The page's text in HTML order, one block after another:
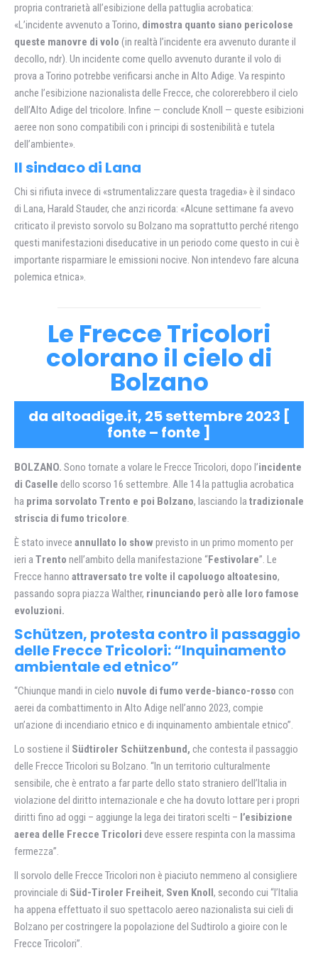
propria contrarietà all’esibizione della pattuglia acrobatica:
«L’incidente avvenuto a Torino, dimostra quanto siano pericolose
queste manovre di volo (in realtà l’incidente era avvenuto durante il
decollo, ndr). Un incidente come quello avvenuto durante il volo di
prova a Torino potrebbe verificarsi anche in Alto Adige. Va respinto
anche l’esibizione nazionalista delle Frecce, che colorerebbero il cielo
dell’Alto Adige del tricolore. Infine — conclude Knoll — queste esibizioni
aeree non sono compatibili con i principi di sostenibilità e tutela
dell’ambiente».
Il sindaco di Lana
Chi si rifiuta invece di «strumentalizzare questa tragedia» è il sindaco
di Lana, Harald Stauder, che anzi ricorda: «Alcune settimane fa avevo
criticato il previsto sorvolo su Bolzano ma soprattutto perché ritengo
questi manifestazioni diseducative in un periodo come questo in cui è
importante risparmiare le emissioni nocive. Non intendevo fare alcuna
polemica etnica».
Le Frecce Tricolori
colorano il cielo di
Bolzano
da altoadige.it, 25 settembre 2023 [
fonte– fonte ]
BOLZANO. Sono tornate a volare le Frecce Tricolori, dopo l’incidente
di Caselle dello scorso 16 settembre. Alle 14 la pattuglia acrobatica
ha prima sorvolato Trento e poi Bolzano, lasciando la tradizionale
striscia di fumo tricolore.
È stato invece annullato lo show previsto in un primo momento per
ieri a Trento nell’ambito della manifestazione “Festivolare”. Le
Frecce hanno attraversato tre volte il capoluogo altoatesino,
passando sopra piazza Walther, rinunciando però alle loro famose
evoluzioni.
Schützen, protesta contro il passaggio
delle Frecce Tricolori: “Inquinamento
ambientale ed etnico”
“Chiunque mandi in cielo nuvole di fumo verde-bianco-rosso con
aerei da combattimento in Alto Adige nell’anno 2023, compie
un’azione di incendiario etnico e di inquinamento ambientale etnico”.
Lo sostiene il Südtiroler Schützenbund, che contesta il passaggio
delle Frecce Tricolori su Bolzano. “In un territorio culturalmente
sensibile, che è entrato a far parte dello stato straniero dell’Italia in
violazione del diritto internazionale e che ha dovuto lottare per i propri
diritti fino ad oggi – aggiunge la lega dei tiratori scelti – l’esibizione
aerea delle Frecce Tricolori deve essere respinta con la massima
fermezza”.
Il sorvolo delle Frecce Tricolori non è piaciuto nemmeno al consigliere
provinciale di Süd-Tiroler Freiheit, Sven Knoll, secondo cui “l’Italia
ha appena effettuato il suo spettacolo aereo nazionalista sui cieli di
Bolzano per costringere la popolazione del Sudtirolo a gioire con le
Frecce Tricolori”.